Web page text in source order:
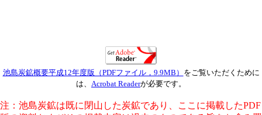
池島炭鉱概要平成12年度版（PDFファイル，9.9MB） をご覧いただくために
は、 Acrobat Readerが必要です。
注：池島炭鉱は既に閉山した炭鉱であり、ここに掲載したPDF